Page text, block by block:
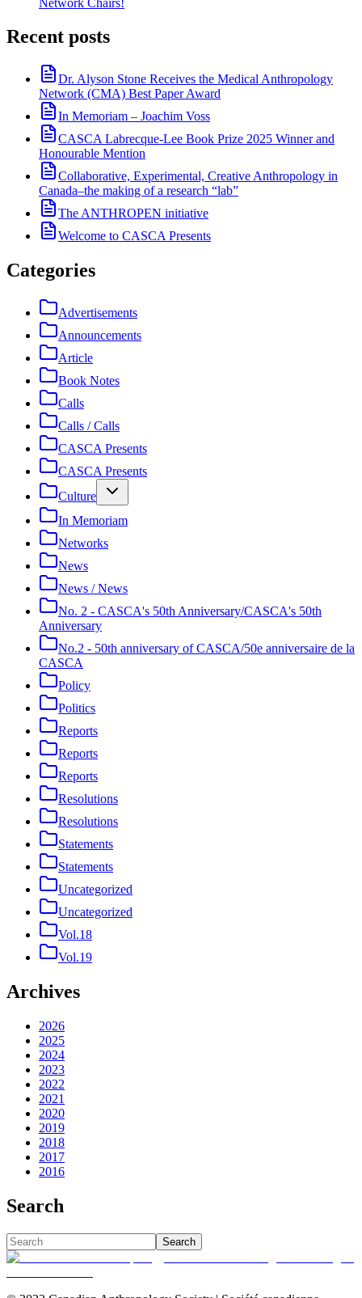
Recent posts
Dr. Alyson Stone Receives the Medical Anthropology
Network (CMA) Best Paper Award
In Memoriam – Joachim Voss
CASCA Labrecque-Lee Book Prize 2025 Winner and
Honourable Mention
Collaborative, Experimental, Creative Anthropology in
Canada–the making of a research “lab”
The ANTHROPEN initiative
Welcome to CASCA Presents
Categories
Advertisements
Announcements
Article
Book Notes
Calls
Calls / Calls
CASCA Presents
CASCA Presents
Culture
In Memoriam
Networks
News
News / News
No. 2 - CASCA's 50th Anniversary/CASCA's 50th
Anniversary
No.2 - 50th anniversary of CASCA/50e anniversaire de la
CASCA
Policy
Politics
Reports
Reports
Reports
Resolutions
Resolutions
Statements
Statements
Uncategorized
Uncategorized
Vol.18
Vol.19
Archives
2026
2025
2024
2023
2022
2021
2020
2019
2018
2017
2016
Search
Search